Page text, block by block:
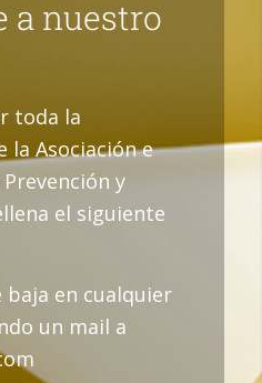
a nuestro
toda la
la Asociación e
y
el siguiente
baja en cualquier
un mail a